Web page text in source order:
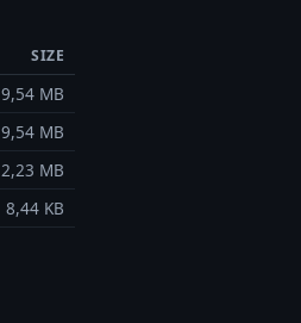
SIZE
9,54 MB
9,54 MB
2,23 MB
8,44 KB